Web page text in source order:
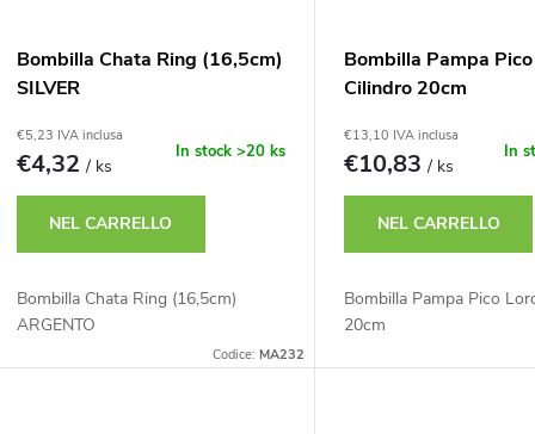
Bombilla Chata Ring (16,5cm)
SILVER
€5,23 IVA inclusa
€4,32/ ks
In stock>20 ks
NEL CARRELLO
Bombilla Chata Ring (16,5cm)
ARGENTO
Codice: MA232
Bombilla Pampa
Cilindro 20cm
€13,10 IVA inclusa
€10,83/ ks
In
NEL CARRELLO
Bombilla Pampa Pico
20cm